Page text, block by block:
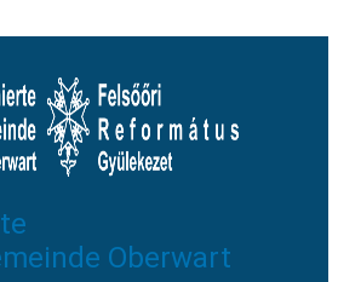
Oberwart